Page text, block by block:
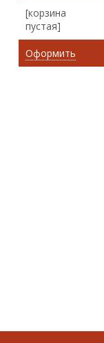
[корзина
пустая]
Оформить